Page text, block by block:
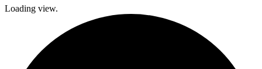
Loading view.